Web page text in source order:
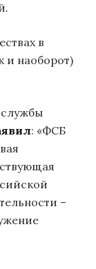
в
и наоборот)
: «ФСБ
–